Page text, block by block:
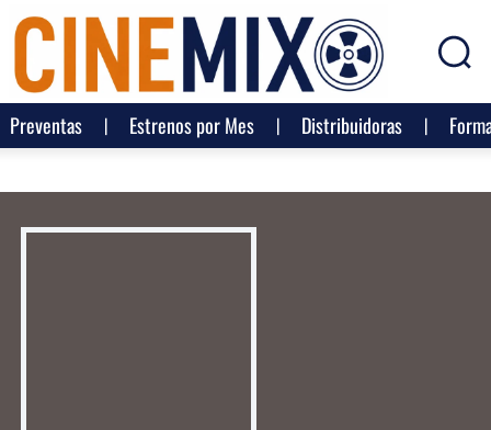
Preventas Estrenos por Mes Distribuidoras